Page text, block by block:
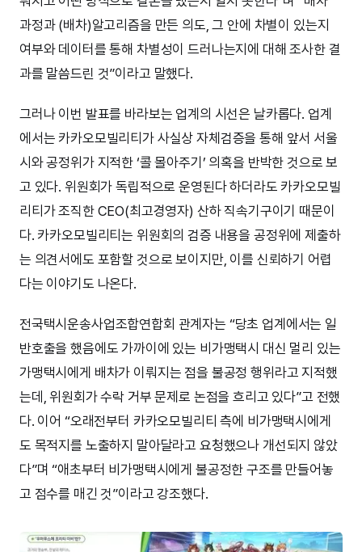
과정과 (배차)알고리즘을 만든 의도, 그 안에 차별이 있는지
여부와 데이터를 통해 차별성이 드러나는지에 대해 조사한 결
과를 말씀드린 것”이라고 말했다.
그러나 이번 발표를 바라보는 업계의 시선은 날카롭다. 업계
에서는 카카오모빌리티가 사실상 자체검증을 통해 앞서 서울
시와 공정위가 지적한 ‘콜 몰아주기’ 의혹을 반박한 것으로 보
고 있다. 위원회가 독립적으로 운영된다 하더라도 카카오모빌
리티가 조직한 CEO(최고경영자) 산하 직속기구이기 때문이
다. 카카오모빌리티는 위원회의 검증 내용을 공정위에 제출하
는 의견서에도 포함할 것으로 보이지만, 이를 신뢰하기 어렵
다는 이야기도 나온다.
전국택시운송사업조합연합회 관계자는 “당초 업계에서는 일
반호출을 했음에도 가까이에 있는 비가맹택시 대신 멀리 있는
가맹택시에게 배차가 이뤄지는 점을 불공정 행위라고 지적했
는데, 위원회가 수락 거부 문제로 논점을 흐리고 있다”고 전했
다. 이어 “오래전부터 카카오모빌리티 측에 비가맹택시에게
도 목적지를 노출하지 말아달라고 요청했으나 개선되지 않았
다”며 “애초부터 비가맹택시에게 불공정한 구조를 만들어놓
고 점수를 매긴 것”이라고 강조했다.